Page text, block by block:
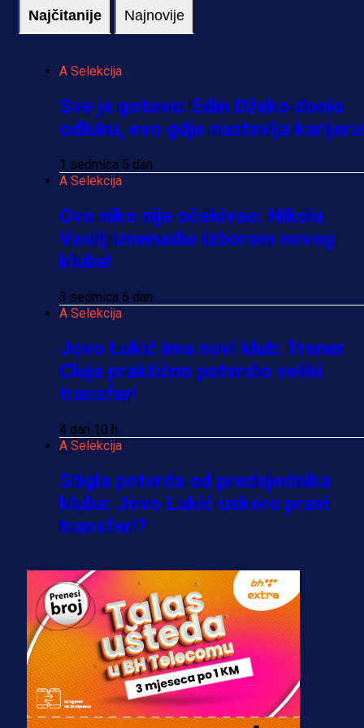
Najčitanije Najnovije
A Selekcija
Sve je gotovo: Edin Džeko donio
odluku, evo gdje nastavlja
1 sedmica 5 dan
A Selekcija
Ovo niko nije očekivao: Nikola
Vasilj iznenadio izborom novog
kluba!
3 sedmica 6 dan
A Selekcija
Jovo Lukić ima novi klub: Trener
Cluja praktično potvrdio veliki
transfer!
4 dan 10 h
A Selekcija
Stigla potvrda od predsjednika
kluba: Jovo Lukić uskoro pravi
transfer!?
A Selekcija
Zmajevi dobili veliko pojačanje:
Fudbaler Olympiacosa želi obući
dres BiH!
3 sedmica 4 dan
Premijer liga BiH